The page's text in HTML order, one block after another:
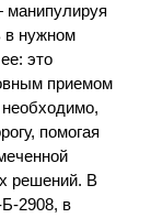
манипулируя
в нужном
это
приемом
необходимо,
помогая
решений. В
2908, в